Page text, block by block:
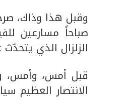
وقبل هذا وذاك،
صباحاً مسارعين
الزلزال الذي
قبل أمس، وأمس،
الانتصار العظيم